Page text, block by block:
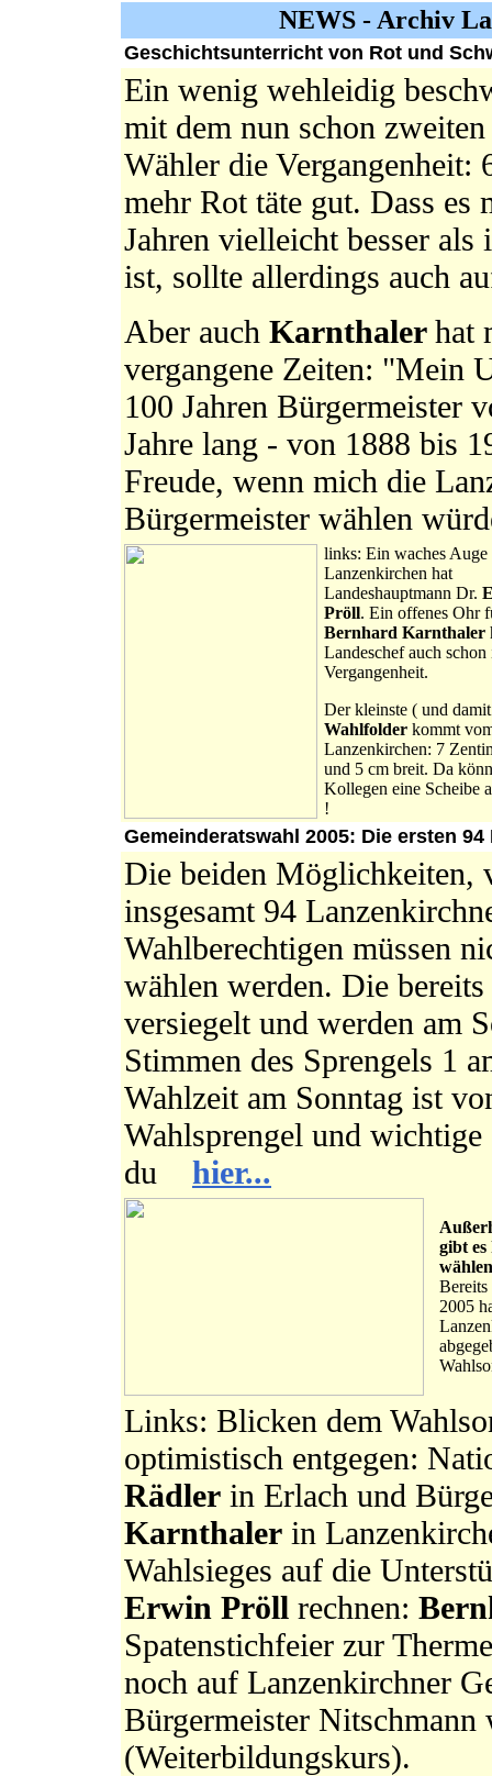
NEWS - Archiv
Geschichtsunterricht von Rot und
Ein wenig wehleidig
mit dem nun schon
Wähler die Vergangenheit:
mehr Rot täte gut. Dass
Jahren vielleicht besser als
ist, sollte allerdings auch
Aber auch Karnthaler hat
vergangene Zeiten: "Mein
100 Jahren Bürgermeister
Jahre lang - von 1888 bis
Freude, wenn mich die
Bürgermeister wählen
links: Ein waches Auge
Lanzenkirchen hat
Landeshauptmann Dr.
Pröll. Ein offenes Ohr
Bernhard Karnthaler
Landeschef auch schon
Vergangenheit.
Der kleinste ( und
Wahlfolder kommt
Lanzenkirchen: 7
und 5 cm breit. Da
Kollegen eine Scheibe
!
Gemeinderatswahl 2005: Die ersten
Die beiden Möglichkeiten,
insgesamt 94
Wahlberechtigen müssen
wählen werden. Die
versiegelt und werden am
Stimmen des Sprengels 1
Wahlzeit am Sonntag ist
Wahlsprengel und
du hier...
gibt
Bereits
2005
Links: Blicken dem
optimistisch entgegen:
Rädler in Erlach und
Karnthaler in
Wahlsieges auf die
Erwin Pröll rechnen:
Spatenstichfeier zur
noch auf Lanzenkirchner
Bürgermeister
(Weiterbildungskurs).